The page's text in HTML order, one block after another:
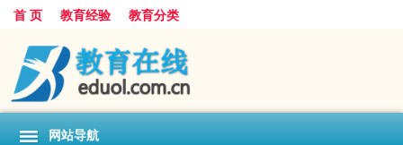
首 页 教育经验 教育分类
网站导航